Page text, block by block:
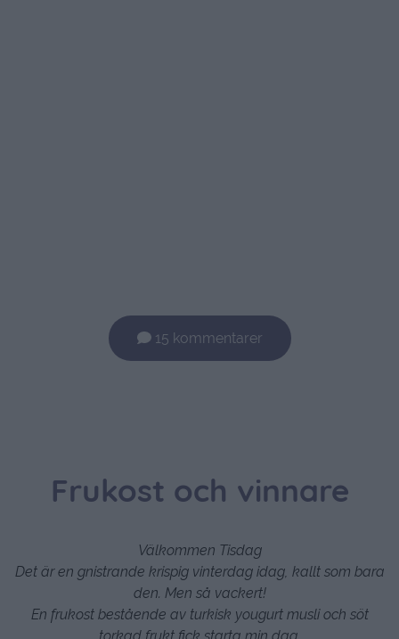
15 kommentarer
Frukost och vinnare
Välkommen Tisdag
Det är en gnistrande krispig vinterdag idag, kallt som bara
den. Men så vackert!
En frukost bestående av turkisk yougurt musli och söt